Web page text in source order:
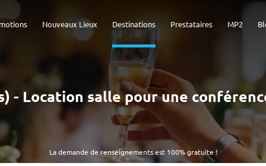
MP2
Prestataires
Destinations
Nouveaux Lieux
La demande de renseignements est 100% gratuite !
- Location salle pour une